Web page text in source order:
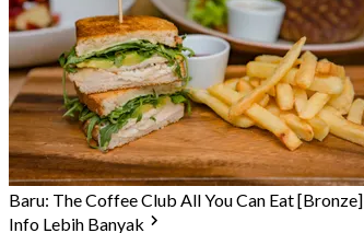
Baru: The Coffee Club All You Can Eat [Bronze]
Info Lebih Banyak